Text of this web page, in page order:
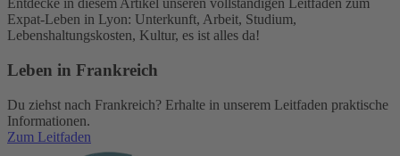
Entdecke in diesem Artikel unseren vollständigen Leitfaden zum
Expat-Leben in Lyon: Unterkunft, Arbeit, Studium,
Lebenshaltungskosten, Kultur, es ist alles da!
Leben in Frankreich
Du ziehst nach Frankreich? Erhalte in unserem Leitfaden praktische
Informationen.
Zum Leitfaden